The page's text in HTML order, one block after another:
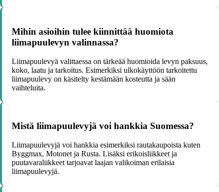
Mihin asioihin tulee kiinnittää huomiota
liimapuulevyn valinnassa?
Liimapuulevyä valittaessa on tärkeää huomioida levyn paksuus,
koko, laatu ja tarkoitus. Esimerkiksi ulkokäyttöön tarkoitettu
liimapuulevy on käsitelty kestämään kosteutta ja sään
vaihteluita.
Mistä liimapuulevyjä voi hankkia Suomessa?
Liimapuulevyjä voi hankkia esimerkiksi rautakaupoista kuten
Byggmax, Motonet ja Rusta. Lisäksi erikoisliikkeet ja
puutavaraliikkeet tarjoavat laajan valikoiman erilaisia
liimapuulevyjä.